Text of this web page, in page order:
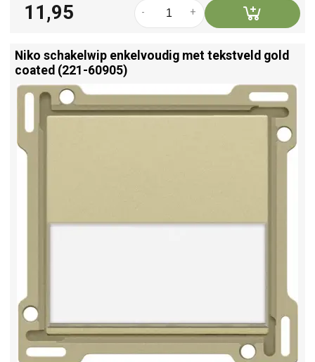
11,95 +
-
Niko schakelwip enkelvoudig met tekstveld gold
coated (221-60905)